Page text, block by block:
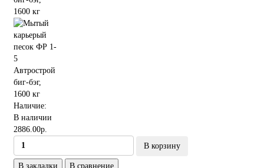
Наличие:
В наличии
2886.00р.
В корзину
В закладки В сравнение